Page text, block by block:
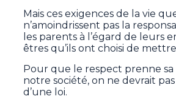
Mais ces exigences de la vie
n’amoindrissent pas la
les parents à l’égard de leurs
êtres qu’ils ont choisi de
Pour que le respect prenne sa
notre société, on ne devrait
d’une loi.